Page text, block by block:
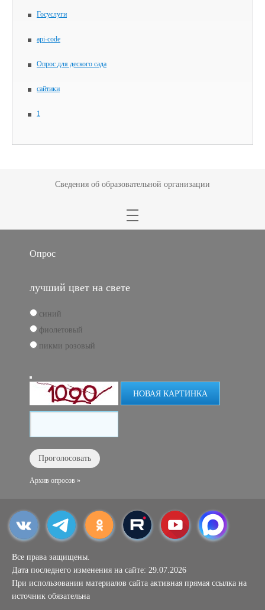
Госуслуги
api-code
Опрос для деского сада
сайтики
1
Сведения об образовательной организации
Опрос
лучший цвет на свете
синий
фиолетовый
пикми розовый
НОВАЯ КАРТИНКА
Архив опросов »
Все права защищены.
Дата последнего изменения на сайте: 29.07.2026
При использовании материалов сайта активная прямая ссылка на
источник обязательна